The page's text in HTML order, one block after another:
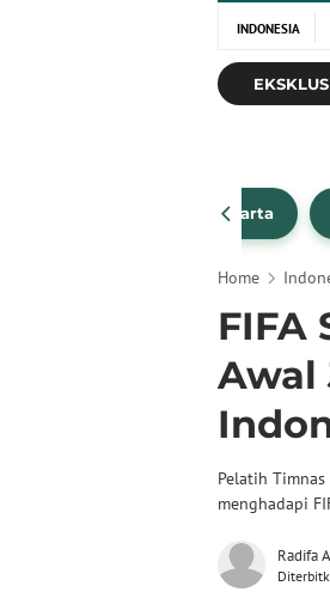
INDONESIA
Persija Jakarta
Home
FIFA
Awal
Pelatih
menghadapi
Radifa